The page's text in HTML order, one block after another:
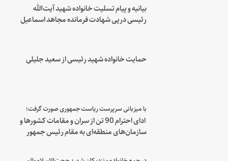
بیانیه و پیام تسلیت خانواده شهید آیت‌الله
رئیسی درپی شهادت فرمانده مجاهد اسماعیل
حمایت خانواده شهید رئیسی از سعید جلیلی
با میزبانی سرپرست ریاست جمهوری صورت گرفت؛
ادای احترام 90 تن از سران و مقامات کشورها و
سازمان‌های منطقه‌ای به مقام رئیس جمهور